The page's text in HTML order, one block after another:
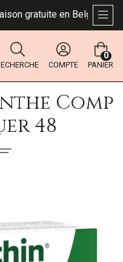
gratuite en Belgique
COMPTE PANIER
0
Comp
48